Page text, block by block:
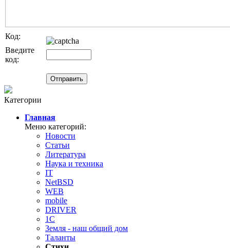
Код:
Введите
код:
Категории
Главная
Меню категорий:
Новости
Статьи
Литература
Наука и техника
IT
NetBSD
WEB
mobile
DRIVER
1C
Земля - наш общий дом
Таланты